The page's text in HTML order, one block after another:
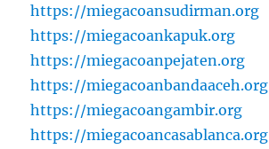
https://miegacoansudirman.org
https://miegacoankapuk.org
https://miegacoanpejaten.org
https://miegacoanbandaaceh.org
https://miegacoangambir.org
https://miegacoancasablanca.org